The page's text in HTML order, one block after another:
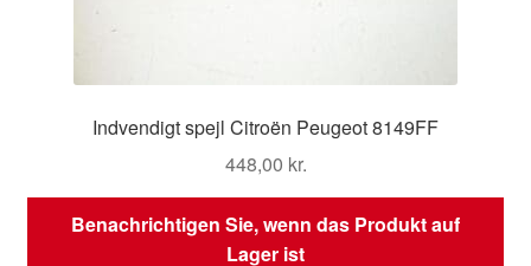
Indvendigt spejl Citroën Peugeot 8149FF
448,00 kr.
Benachrichtigen Sie, wenn das Produkt auf
Lager ist